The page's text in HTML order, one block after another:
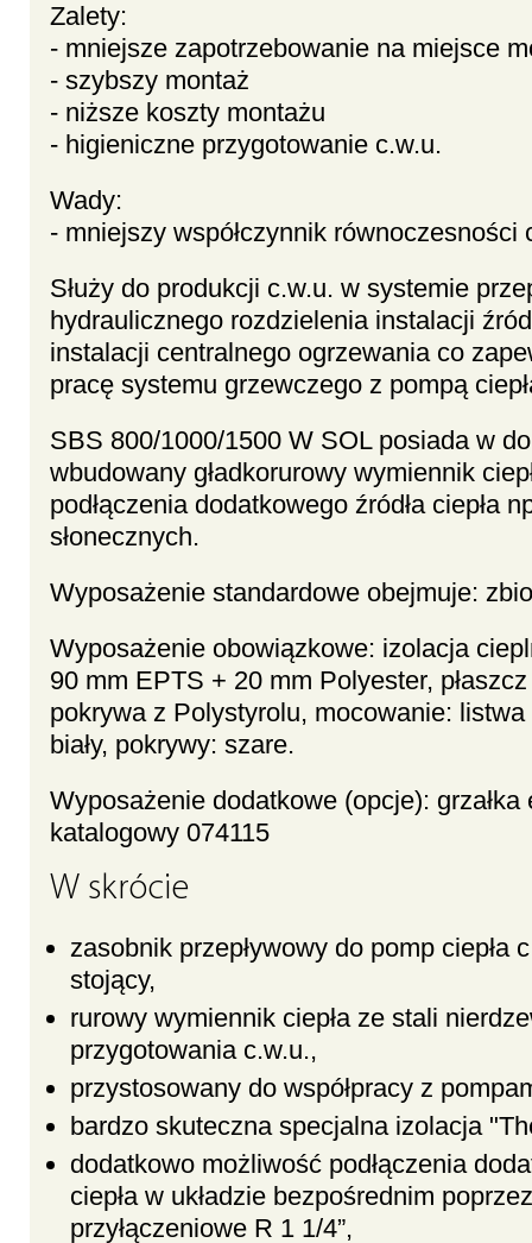
Zalety:
- mniejsze zapotrzebowanie na miejsce
- szybszy montaż
- niższe koszty montażu
- higieniczne przygotowanie c.w.u.
Wady:
- mniejszy współczynnik równoczesności
Służy do produkcji c.w.u. w systemie
hydraulicznego rozdzielenia instalacji
instalacji centralnego ogrzewania co
pracę systemu grzewczego z pompą
SBS 800/1000/1500 W SOL posiada w
wbudowany gładkorurowy wymiennik
podłączenia dodatkowego źródła ciepła
słonecznych.
Wyposażenie standardowe obejmuje:
Wyposażenie obowiązkowe: izolacja
90 mm EPTS + 20 mm Polyester,
pokrywa z Polystyrolu, mocowanie: listwa
biały, pokrywy: szare.
Wyposażenie dodatkowe (opcje):
katalogowy 074115
W skrócie
zasobnik przepływowy do pomp ciepła
stojący,
rurowy wymiennik ciepła ze stali
przygotowania c.w.u.,
przystosowany do współpracy z
bardzo skuteczna specjalna izolacja
dodatkowo możliwość podłączenia
ciepła w układzie bezpośrednim
przyłączeniowe R 1 1/4”,